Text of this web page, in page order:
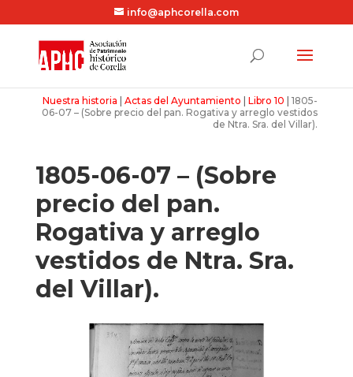
info@aphcorella.com
Nuestra historia |Actas del Ayuntamiento |Libro 10 |1805-
06-07 – (Sobre precio del pan. Rogativa y arreglo vestidos
de Ntra. Sra. del Villar).
1805-06-07 – (Sobre
precio del pan.
Rogativa y arreglo
vestidos de Ntra. Sra.
del Villar).